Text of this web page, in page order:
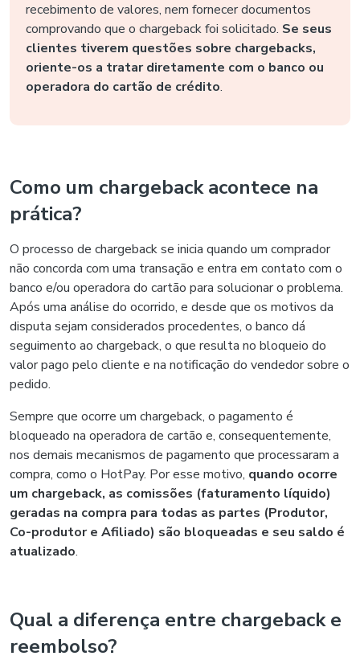
recebimento de valores, nem fornecer documentos
comprovando que o chargeback foi solicitado. Se seus
clientes tiverem questões sobre chargebacks,
oriente-os a tratar diretamente com o banco ou
operadora do cartão de crédito.
Como um chargeback acontece na
prática?
O processo de chargeback se inicia quando um comprador
não concorda com uma transação e entra em contato com o
banco e/ou operadora do cartão para solucionar o problema.
Após uma análise do ocorrido, e desde que os motivos da
disputa sejam considerados procedentes, o banco dá
seguimento ao chargeback, o que resulta no bloqueio do
valor pago pelo cliente e na notificação do vendedor sobre o
pedido.
Sempre que ocorre um chargeback, o pagamento é
bloqueado na operadora de cartão e, consequentemente,
nos demais mecanismos de pagamento que processaram a
compra, como o HotPay. Por esse motivo, quando ocorre
um chargeback, as comissões (faturamento líquido)
geradas na compra para todas as partes (Produtor,
Co-produtor e Afiliado) são bloqueadas e seu saldo é
atualizado.
Qual a diferença entre chargeback e
reembolso?